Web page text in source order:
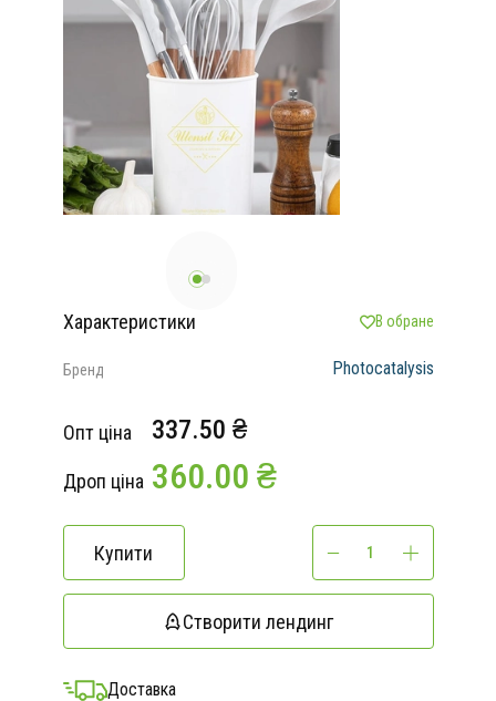
Характеристики В обране
Бренд Photocatalysis
Опт ціна 337.50 ₴
Дроп ціна 360.00 ₴
Купити
Створити лендинг
Доставка